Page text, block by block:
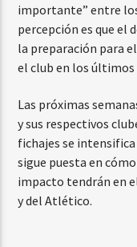
importante” entre
percepción es que el
la preparación para
el club en los últimos
Las próximas
y sus respectivos
fichajes se
sigue puesta en
impacto tendrán en
y del Atlético.